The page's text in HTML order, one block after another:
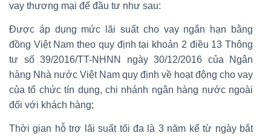
vay thương mại để đầu tư như sau:
Được áp dụng mức lãi suất cho vay ngắn hạn bằng
đồng Việt Nam theo quy định tại khoản 2 điều 13 Thông
tư số 39/2016/TT-NHNN ngày 30/12/2016 của Ngân
hàng Nhà nước Việt Nam quy định về hoạt động cho vay
của tổ chức tín dụng, chi nhánh ngân hàng nước ngoài
đối với khách hàng;
Thời gian hỗ trợ lãi suất tối đa là 3 năm kể từ ngày bắt